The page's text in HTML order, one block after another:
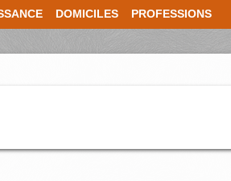
DOMICILES PROFESSIONS